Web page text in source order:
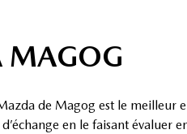
MAGOG
de Magog est le
en le faisant évaluer